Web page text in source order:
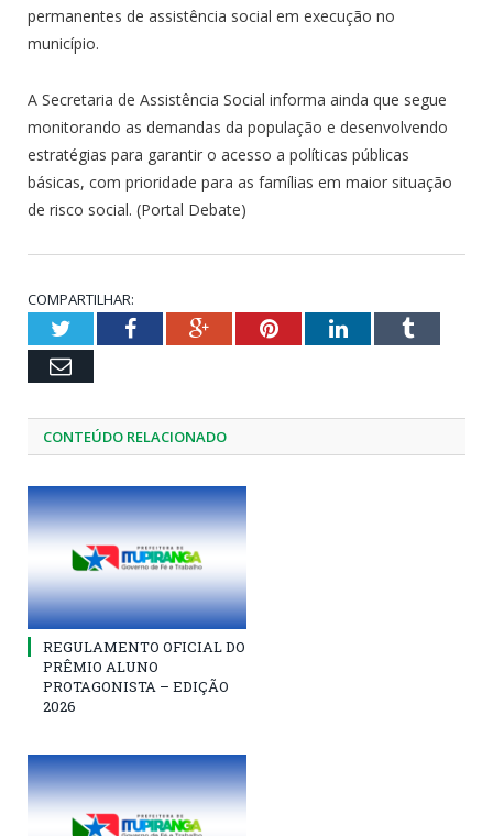
permanentes de assistência social em execução no
município.
A Secretaria de Assistência Social informa ainda que segue
monitorando as demandas da população e desenvolvendo
estratégias para garantir o acesso a políticas públicas
básicas, com prioridade para as famílias em maior situação
de risco social. (Portal Debate)
COMPARTILHAR:
TwitterFacebookGoogle+PinterestLinkedInTumblr
Email
CONTEÚDO RELACIONADO
REGULAMENTO OFICIAL DO
PRÊMIO ALUNO
PROTAGONISTA – EDIÇÃO
2026